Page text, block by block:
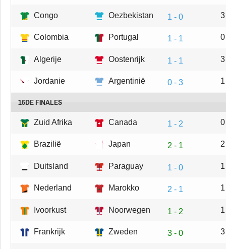
Congo Oezbekistan 1 - 0
Colombia Portugal 1 - 1
Algerije Oostenrijk 1 - 1
Jordanie Argentinië 0 - 3
16DE FINALES
Zuid Afrika Canada 1 - 2
Brazilië Japan 2 - 1
Duitsland Paraguay 1 - 0
Nederland Marokko 2 - 1
Ivoorkust Noorwegen 1 - 2
Frankrijk Zweden 3 - 0